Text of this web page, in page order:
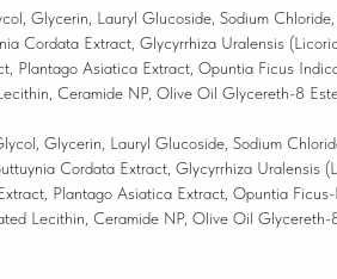
Glycerin, Lauryl Glucoside, Sodium
Cordata Extract, Glycyrrhiza Uralensis
Plantago Asiatica Extract, Opuntia Ficus
Ceramide NP, Olive Oil Glycereth-8
Glycerin, Lauryl Glucoside, Sodium
Cordata Extract, Glycyrrhiza Uralensis
Plantago Asiatica Extract, Opuntia
Lecithin, Ceramide NP, Olive Oil